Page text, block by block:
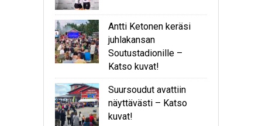
Antti Ketonen keräsi
juhlakansan
Soutustadionille –
Katso kuvat!
Suursoudut avattiin
näyttävästi – Katso
kuvat!